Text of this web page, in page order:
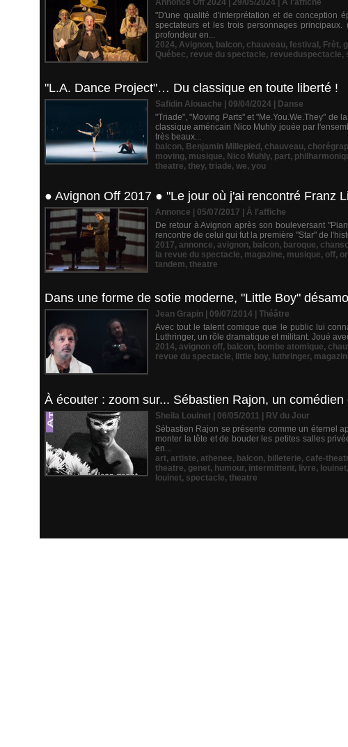
Annonce Off 2024 | 29/05/2024
À l'affiche
"D'une qualité d'interprétation et de conception
spectateurs et les trois personnages
profondeur en...
2024, Avignon, balcon, chauveau, festival , Frèt,
Québec, revue du spectacle, revueduspectacle,
"L.A. Dance Project"… Du classique en toute liberté !
Safidin Alouache | 09/04/2024
Danse
"Triade", "Moving Parts" et "Me.You.We.They" de
classique américain Nico Muhly jouée par
très beaux...
balcon, Benjamin Millepied , chauveau,
moving, musique, Nico Muhly, part,
theatre, they, triade, we, you
● Avignon Off 2017 ● "Le jour où j'ai rencontré Franz
Annonce | 05/07/2017
À l'affiche
De retour à Avignon après son bouleversant
rencontre de celui qui fut la première "Star" de
2017, annonce, avignon, balcon, baroque,
la revue du spectacle, magazine, musique, off,
tandem, theatre
Dans une forme de sotie moderne, "Little Boy"
Jean Grapin | 09/07/2014
Théâtre
Avec tout le talent comique que le public lui
Luthringer, un rôle dramatique et militant. Joué
2014, avignon off, balcon, bombe atomique,
revue du spectacle, little boy, luthringer,
À écouter : zoom sur... Sébastien Rajon, un
Sheila Louinet | 06/05/2011
RV du Jour
Sébastien Rajon se présente comme un éternel
monter la tête et de bouder les petites salles
en...
art, artiste, athenee, balcon, billeterie, cafe-
theatre, genet, humour, intermittent, livre, louinet,
louinet, spectacle, theatre